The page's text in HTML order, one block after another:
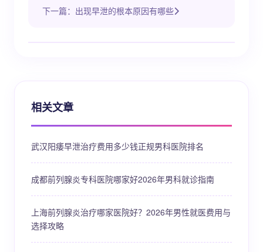
下一篇：出现早泄的根本原因有哪些
相关文章
武汉阳痿早泄治疗费用多少钱正规男科医院排名
成都前列腺炎专科医院哪家好2026年男科就诊指南
上海前列腺炎治疗哪家医院好？2026年男性就医费用与
选择攻略